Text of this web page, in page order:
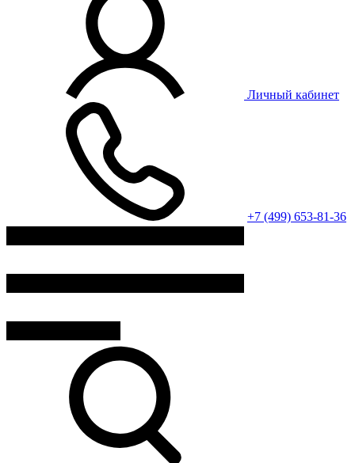
Личный кабинет
+7 (499) 653-81-36